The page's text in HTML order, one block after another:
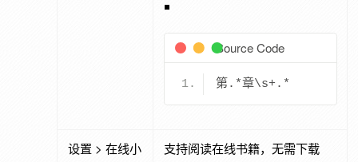
Source Code
第. *章\s+.*
设置 > 在线小
支持阅读在线书籍，无需下载